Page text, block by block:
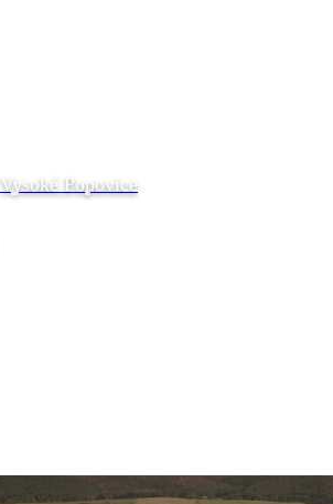
Vysoké Popovice